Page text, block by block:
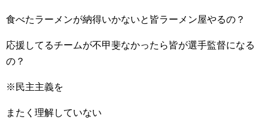
食べたラーメンが納得いかないと皆ラーメン屋やるの？
応援してるチームが不甲斐なかったら皆が選手監督になる
の？
※民主主義を
またく理解していない